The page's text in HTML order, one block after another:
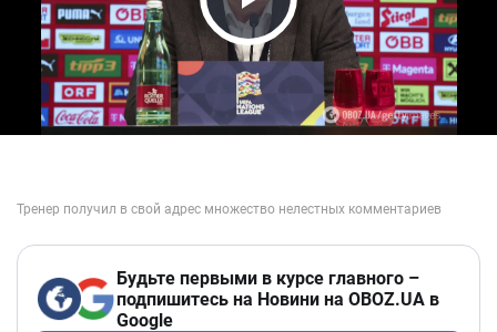
Play Video
Будьте первыми в курсе главного –
подпишитесь на Новини на OBOZ.UA в
Google